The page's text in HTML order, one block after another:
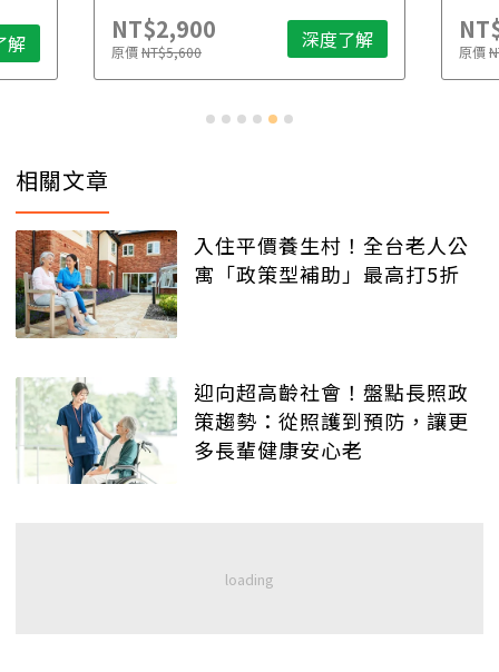
解 NT$2,900
原價NT$5,600 深度了解 原價
相關文章
入住平價養生村！全台老人公
寓「政策型補助」最高打5折
迎向超高齡社會！盤點長照政
策趨勢：從照護到預防，讓更
多長輩健康安心老